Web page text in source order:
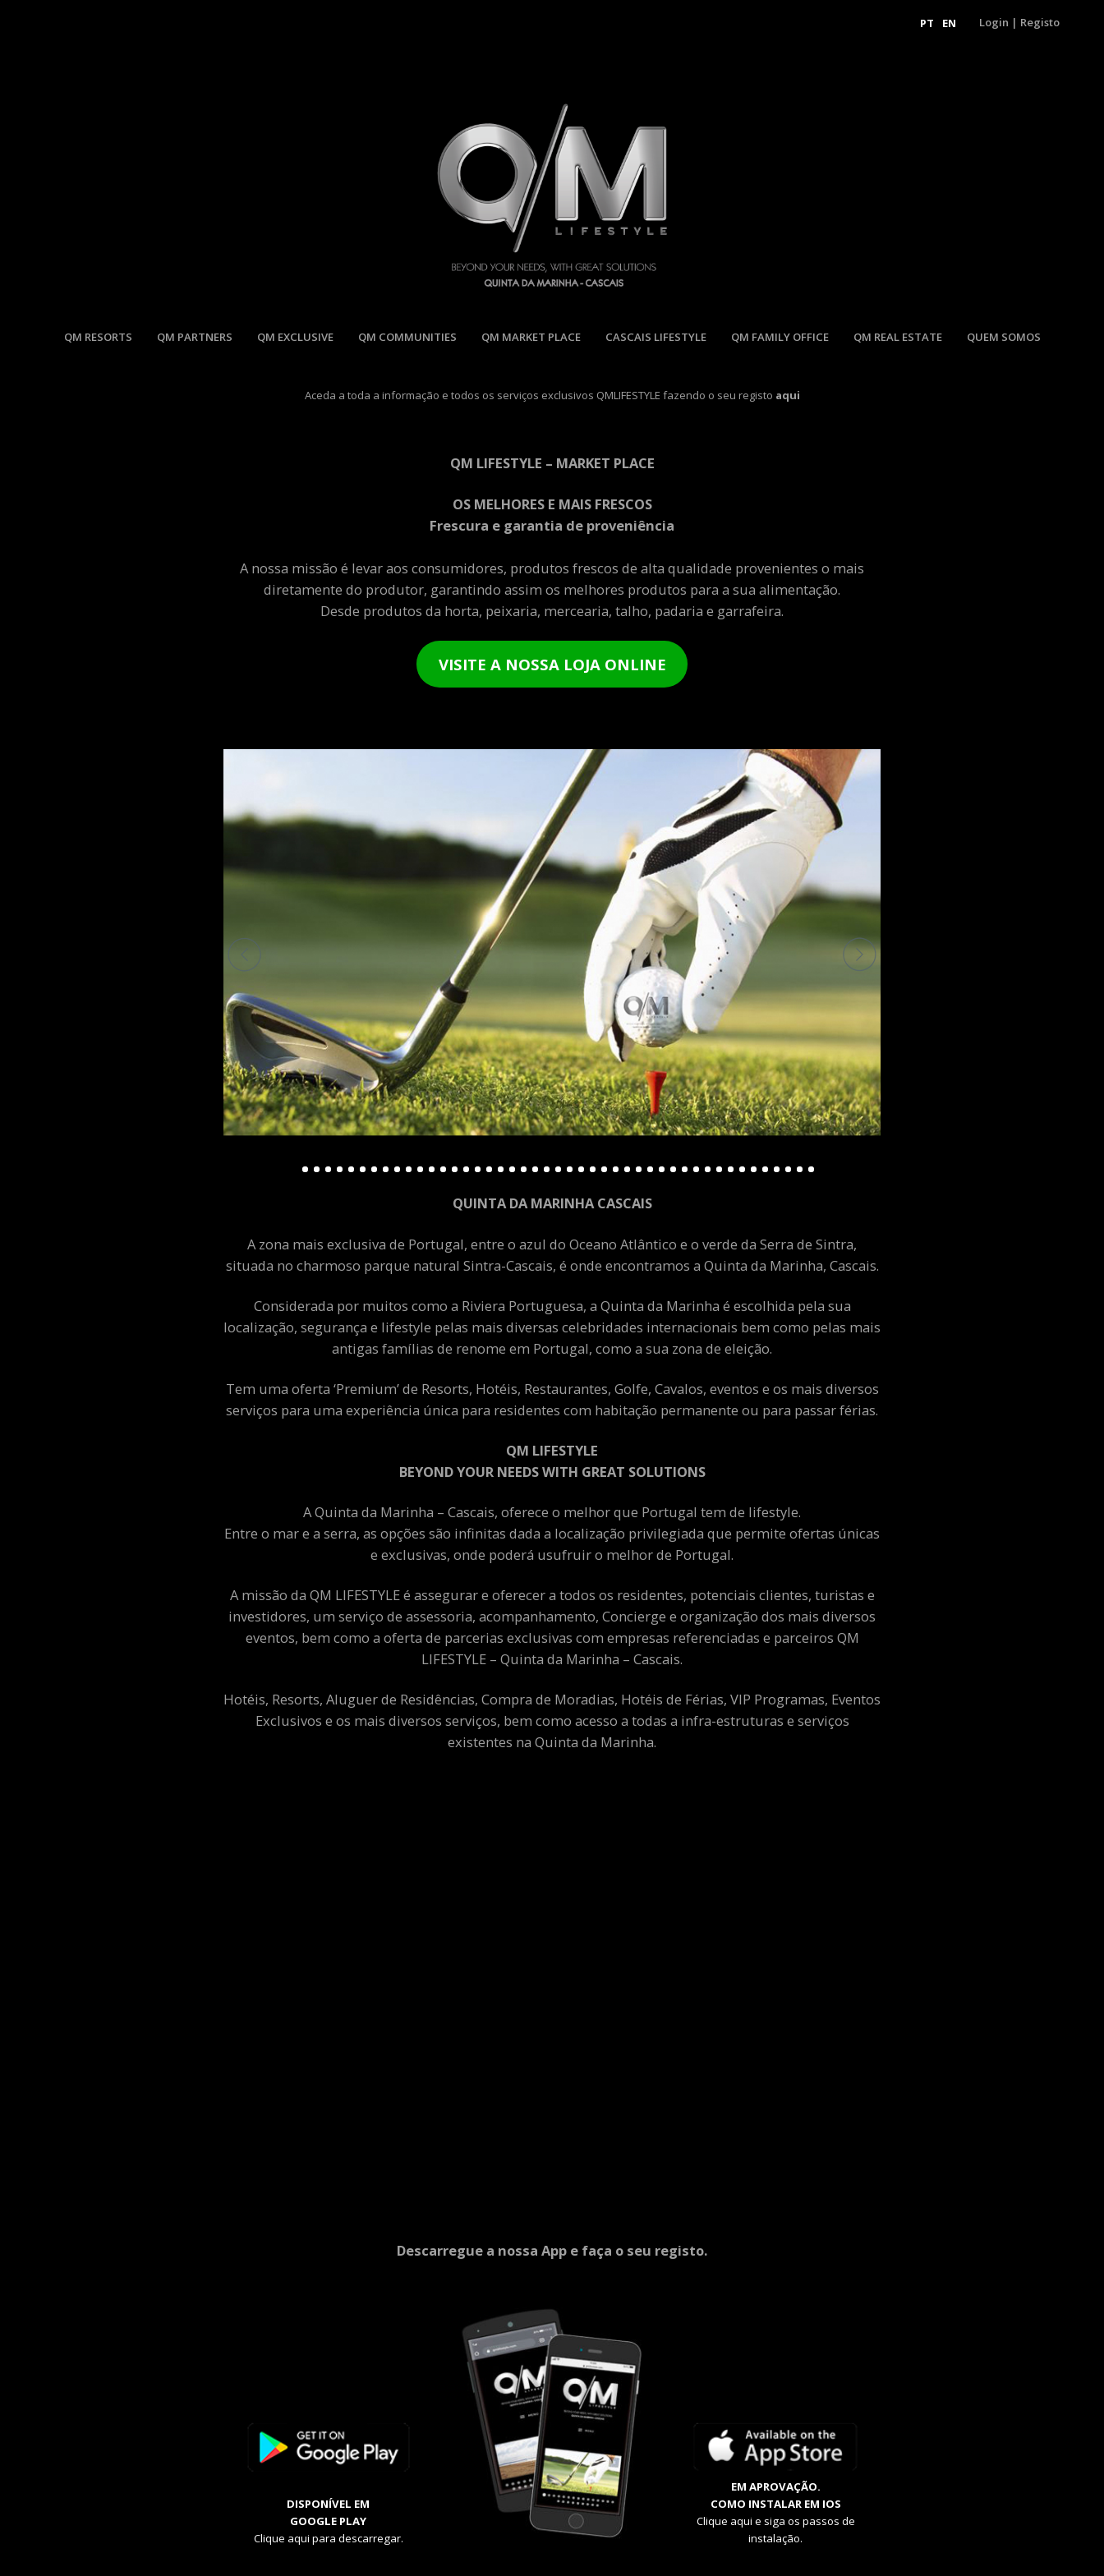
PT EN Login | Registo
QM RESORTS QM PARTNERS QM EXCLUSIVE QM COMMUNITIES QM MARKET PLACE CASCAIS LIFESTYLE QM FAMILY OFFICE QM REAL ESTATE QUEM SOMOS
Aceda a toda a informação e todos os serviços exclusivos QMLIFESTYLE fazendo o seu registo aqui
QM LIFESTYLE – MARKET PLACE
OS MELHORES E MAIS FRESCOS
Frescura e garantia de proveniência
A nossa missão é levar aos consumidores, produtos frescos de alta qualidade provenientes o mais
diretamente do produtor, garantindo assim os melhores produtos para a sua alimentação.
Desde produtos da horta, peixaria, mercearia, talho, padaria e garrafeira.
VISITE A NOSSA LOJA ONLINE
QUINTA DA MARINHA CASCAIS
A zona mais exclusiva de Portugal, entre o azul do Oceano Atlântico e o verde da Serra de Sintra,
situada no charmoso parque natural Sintra-Cascais, é onde encontramos a Quinta da Marinha, Cascais.
Considerada por muitos como a Riviera Portuguesa, a Quinta da Marinha é escolhida pela sua
localização, segurança e lifestyle pelas mais diversas celebridades internacionais bem como pelas mais
antigas famílias de renome em Portugal, como a sua zona de eleição.
Tem uma oferta ‘Premium’ de Resorts, Hotéis, Restaurantes, Golfe, Cavalos, eventos e os mais diversos
serviços para uma experiência única para residentes com habitação permanente ou para passar férias.
QM LIFESTYLE
BEYOND YOUR NEEDS WITH GREAT SOLUTIONS
A Quinta da Marinha – Cascais, oferece o melhor que Portugal tem de lifestyle.
Entre o mar e a serra, as opções são infinitas dada a localização privilegiada que permite ofertas únicas
e exclusivas, onde poderá usufruir o melhor de Portugal.
A missão da QM LIFESTYLE é assegurar e oferecer a todos os residentes, potenciais clientes, turistas e
investidores, um serviço de assessoria, acompanhamento, Concierge e organização dos mais diversos
eventos, bem como a oferta de parcerias exclusivas com empresas referenciadas e parceiros QM
LIFESTYLE – Quinta da Marinha – Cascais.
Hotéis, Resorts, Aluguer de Residências, Compra de Moradias, Hotéis de Férias, VIP Programas, Eventos
Exclusivos e os mais diversos serviços, bem como acesso a todas a infra-estruturas e serviços
existentes na Quinta da Marinha.
Descarregue a nossa App e faça o seu registo.
DISPONÍVEL EM
GOOGLE PLAY
Clique aqui para descarregar.
EM APROVAÇÃO.
COMO INSTALAR EM IOS
Clique aqui e siga os passos de
instalação.